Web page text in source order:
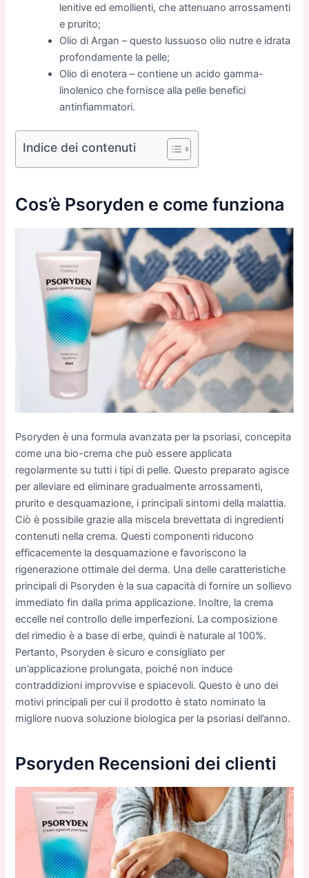
lenitive ed emollienti, che attenuano arrossamenti
e prurito;
Olio di Argan – questo lussuoso olio nutre e idrata
profondamente la pelle;
Olio di enotera – contiene un acido gamma-
linolenico che fornisce alla pelle benefici
antinfiammatori.
Indice dei contenuti
Cos’è Psoryden e come funziona
Psoryden è una formula avanzata per la psoriasi, concepita
come una bio-crema che può essere applicata
regolarmente su tutti i tipi di pelle. Questo preparato agisce
per alleviare ed eliminare gradualmente arrossamenti,
prurito e desquamazione, i principali sintomi della malattia.
Ciò è possibile grazie alla miscela brevettata di ingredienti
contenuti nella crema. Questi componenti riducono
efficacemente la desquamazione e favoriscono la
rigenerazione ottimale del derma. Una delle caratteristiche
principali di Psoryden è la sua capacità di fornire un sollievo
immediato fin dalla prima applicazione. Inoltre, la crema
eccelle nel controllo delle imperfezioni. La composizione
del rimedio è a base di erbe, quindi è naturale al 100%.
Pertanto, Psoryden è sicuro e consigliato per
un’applicazione prolungata, poiché non induce
contraddizioni improvvise e spiacevoli. Questo è uno dei
motivi principali per cui il prodotto è stato nominato la
migliore nuova soluzione biologica per la psoriasi dell’anno.
Psoryden Recensioni dei clienti